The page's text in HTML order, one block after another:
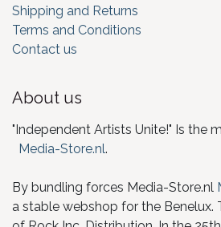
Shipping and Returns
Terms and Conditions
Contact us
About us
"Independent Artists Unite!" Is the
Media-Store.nl.
By bundling forces Media-Store.nl
a stable webshop for the Benelux.